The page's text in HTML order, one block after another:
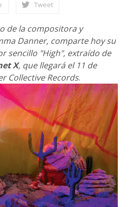
Tweet
de la compositora y
Danner, comparte hoy su
sencillo "High", extraído de
X, que llegará el 11 de
Collective Records.